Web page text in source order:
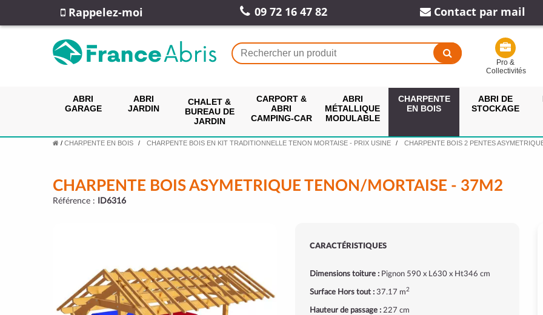
Rappelez-moi 09 72 16 47 82 Contact par mail
Pro &
Collectivités
ABRI
GARAGE
ABRI
JARDIN
CHALET &
BUREAU DE
JARDIN
CARPORT &
ABRI
CAMPING-CAR
ABRI
MÉTALLIQUE
MODULABLE
CHARPENTE
EN BOIS
ABRI DE
STOCKAGE
/ CHARPENTE EN BOIS CHARPENTE BOIS EN KIT TRADITIONNELLE TENON MORTAISE - PRIX USINE CHARPENTE BOIS 2 PENTES
CHARPENTE BOIS ASYMETRIQUE TENON/MORTAISE - 37M2
Référence : ID6316
CARACTÉRISTIQUES
Dimensions toiture :Pignon 590 x L630 x Ht346 cm
Surface Hors tout :37.17 m2
Hauteur de passage :227 cm